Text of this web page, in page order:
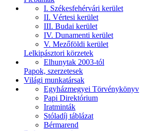
I. Székesfehérvári kerület
II. Vértesi kerület
III. Budai kerület
IV. Dunamenti kerület
V. Mezőföldi kerület
Lelkipásztori körzetek
Elhunytak 2003-tól
Papok, szerzetesek
Világi munkatársak
Egyházmegyei Törvénykönyv
Papi Direktórium
Iratminták
Stóladíj táblázat
Bérmarend